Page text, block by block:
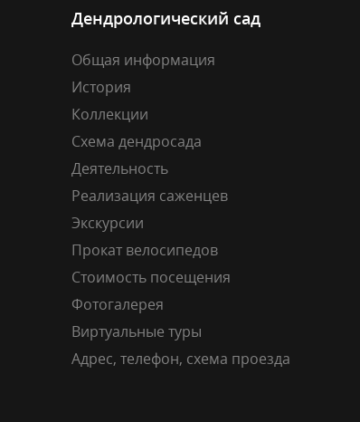
Дендрологический сад
Общая информация
История
Коллекции
Схема дендросада
Деятельность
Реализация саженцев
Экскурсии
Прокат велосипедов
Стоимость посещения
Фотогалерея
Виртуальные туры
Адрес, телефон, схема проезда